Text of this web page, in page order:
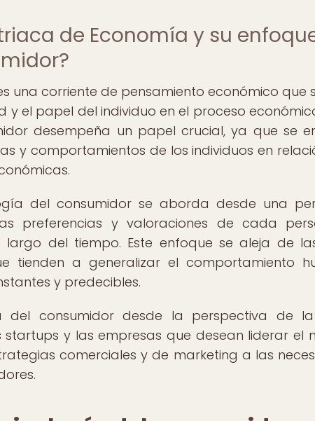
de Economía y su
una corriente de pensamiento económico que
el papel del individuo en el proceso
desempeña un papel crucial, ya que se
y comportamientos de los individuos en
del consumidor se aborda desde una
preferencias y valoraciones de cada
del tiempo. Este enfoque se aleja de
tienden a generalizar el comportamiento
y predecibles.
consumidor desde la perspectiva de la
y las empresas que desean liderar el
comerciales y de marketing a las